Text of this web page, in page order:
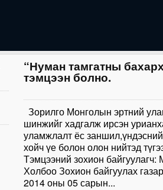
“Нуман тамгатны
тэмцээн болно.
Зорилго Монголын эртний
шинжийг хадгалж ирсэн
уламжлалт ёс
хойч үе болон олон нийтэд
Тэмцээний зохион
Холбоо Зохион байгуулах
2014 оны 05 сарын...